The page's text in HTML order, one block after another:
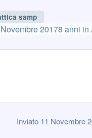
samp
20178 anni in
Inviato 11 Novembre